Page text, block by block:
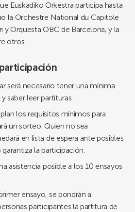
Euskadiko Orkestra participa hasta
la Orchestre National du Capitole
y Orquesta OBC de Barcelona, y la
otros.
será necesario tener una mínima
saber leer partituras.
los requisitos mínimos para
un sorteo. Quien no sea
en lista de espera ante posibles
garantiza la participación.
asistencia posible a los 10 ensayos
ensayo, se pondrán a
participantes la partitura de